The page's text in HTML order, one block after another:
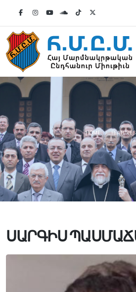
HOME FEATURES
ՍԱՐԳԻՍ